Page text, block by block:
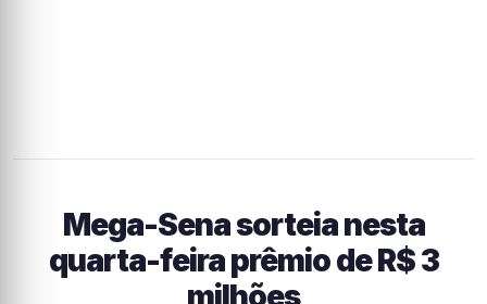
Mega-Sena sorteia nesta
quarta-feira prêmio de R$ 3
milhões